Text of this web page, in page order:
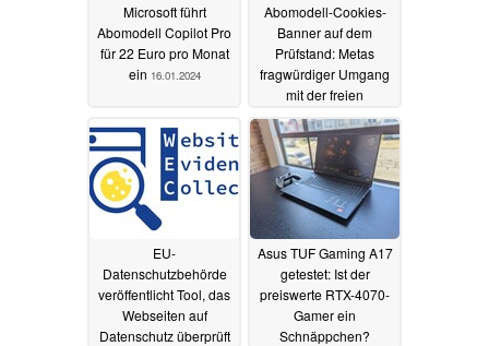
Microsoft führt
Abomodell Copilot Pro
für 22 Euro pro Monat
ein 16.01.2024
Abomodell-Cookies-
Banner auf dem
Prüfstand: Metas
fragwürdiger Umgang
mit der freien
Einwilligung15.01.2024
EU-
Datenschutzbehörde
veröffentlicht Tool, das
Webseiten auf
Datenschutz überprüft
Asus TUF Gaming A17
getestet: Ist der
preiswerte RTX-4070-
Gamer ein
Schnäppchen?